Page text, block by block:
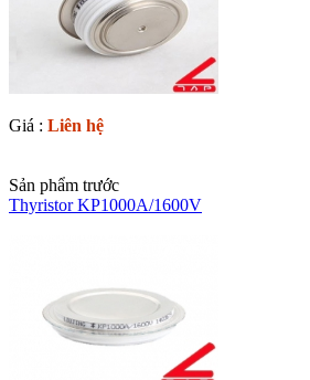
Giá : Liên hệ
Sản phẩm trước
Thyristor KP1000A/1600V